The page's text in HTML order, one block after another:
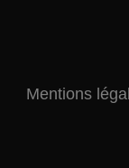
Mentions